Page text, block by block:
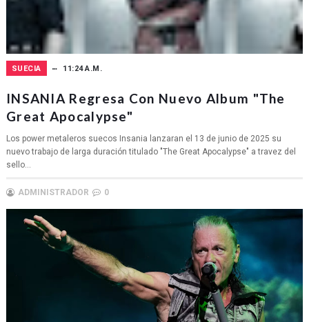
SUECIA 11:24 A.M.
INSANIA Regresa Con Nuevo Album "The
Great Apocalypse"
Los power metaleros suecos Insania lanzaran el 13 de junio de 2025 su
nuevo trabajo de larga duración titulado "The Great Apocalypse" a travez del
sello...
ADMINISTRADOR 0